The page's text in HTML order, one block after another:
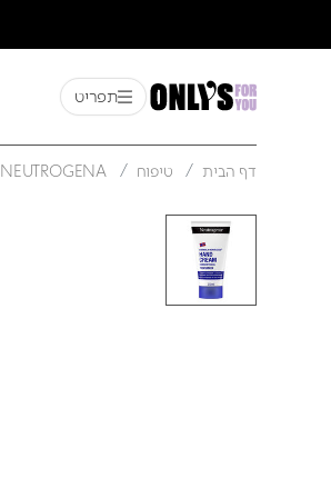
תפריט
דף הבית טיפוח NEUTROGENA